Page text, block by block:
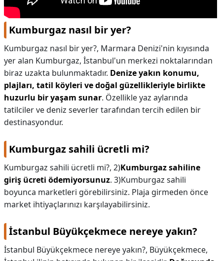
Kumburgaz nasıl bir yer?
Kumburgaz nasıl bir yer?, Marmara Denizi'nin kıyısında
yer alan Kumburgaz, İstanbul'un merkezi noktalarından
biraz uzakta bulunmaktadır. Denize yakın konumu,
plajları, tatil köyleri ve doğal güzellikleriyle birlikte
huzurlu bir yaşam sunar. Özellikle yaz aylarında
tatilciler ve deniz severler tarafından tercih edilen bir
destinasyondur.
Kumburgaz sahili ücretli mi?
Kumburgaz sahili ücretli mi?, 2)Kumburgaz sahiline
giriş ücreti ödemiyorsunuz. 3)Kumburgaz sahili
boyunca marketleri görebilirsiniz. Plaja girmeden önce
market ihtiyaçlarınızı karşılayabilirsiniz.
İstanbul Büyükçekmece nereye yakın?
İstanbul Büyükçekmece nereye yakın?, Büyükçekmece,